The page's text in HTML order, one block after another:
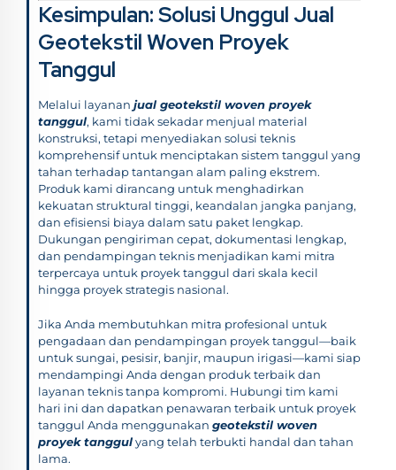
Kesimpulan: Solusi Unggul Jual
Geotekstil Woven Proyek
Tanggul
Melalui layanan jual geotekstil woven proyek
tanggul, kami tidak sekadar menjual material
konstruksi, tetapi menyediakan solusi teknis
komprehensif untuk menciptakan sistem tanggul yang
tahan terhadap tantangan alam paling ekstrem.
Produk kami dirancang untuk menghadirkan
kekuatan struktural tinggi, keandalan jangka panjang,
dan efisiensi biaya dalam satu paket lengkap.
Dukungan pengiriman cepat, dokumentasi lengkap,
dan pendampingan teknis menjadikan kami mitra
terpercaya untuk proyek tanggul dari skala kecil
hingga proyek strategis nasional.
Jika Anda membutuhkan mitra profesional untuk
pengadaan dan pendampingan proyek tanggul—baik
untuk sungai, pesisir, banjir, maupun irigasi—kami siap
mendampingi Anda dengan produk terbaik dan
layanan teknis tanpa kompromi. Hubungi tim kami
hari ini dan dapatkan penawaran terbaik untuk proyek
tanggul Anda menggunakan geotekstil woven
proyek tanggulyang telah terbukti handal dan tahan
lama.